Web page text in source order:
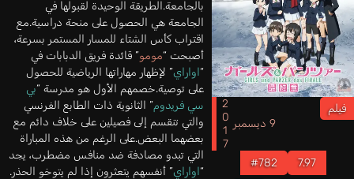
فيلم
9 ديسمبر
2017
7.97
#782
بالجامعة.الطريقة الوحيدة لقبولها في
الجامعة هي الحصول على منحة دراسية.مع
اقتراب كأس الشتاء للمسار المستمر بسرعة،
أصبحت “مومو” قائدة فريق الدبابات في
“اواراي” لإظهار مهاراتها الرياضية للحصول
على توصية.خصمهم الأول هو مدرسة “بي
سي فريدوم” الثانوية ذات الطابع الفرنسي
والتي تنقسم إلى فصيلين على خلاف دائم مع
بعضهما البعض.على الرغم من هذه المباراة
التي تبدو مصادفة ضد منافس مضطرب، يجد
“اواراي” أنفسهم يتعثرون إذا لم يتوخو الحذر.